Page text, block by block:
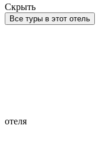
Скрыть
Все туры в этот отель
отеля